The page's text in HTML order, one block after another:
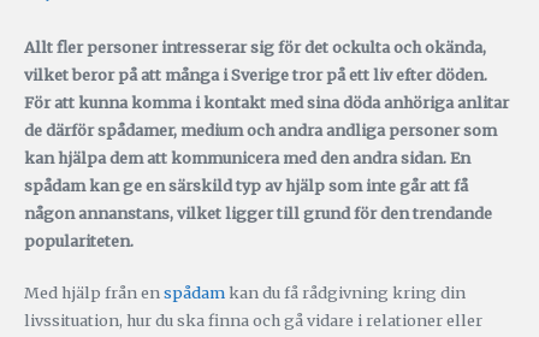
Allt fler personer intresserar sig för det ockulta och okända,
vilket beror på att många i Sverige tror på ett liv efter döden.
För att kunna komma i kontakt med sina döda anhöriga anlitar
de därför spådamer, medium och andra andliga personer som
kan hjälpa dem att kommunicera med den andra sidan. En
spådam kan ge en särskild typ av hjälp som inte går att få
någon annanstans, vilket ligger till grund för den trendande
populariteten.
Med hjälp från en spådamkan du få rådgivning kring din
livssituation, hur du ska finna och gå vidare i relationer eller